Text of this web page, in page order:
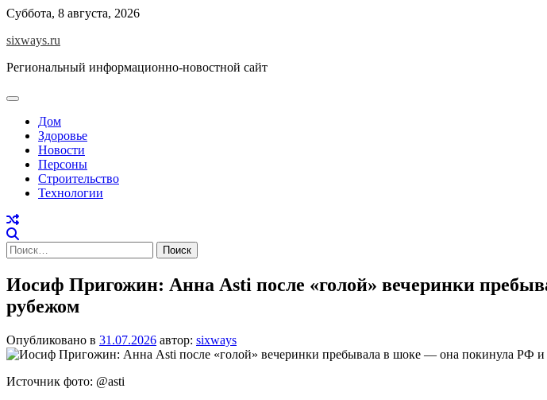
Перейти
содержимому
Суббота, 8 августа, 2026
sixways.ru
Региональный информационно-новостной сайт
Дом
Здоровье
Новости
Персоны
Строительство
Технологии
Найти:
Иосиф Пригожин: Анна Asti после «голой» вечеринки
рубежом
Опубликовано в 31.07.2026 автор: sixways
Источник фото: @asti